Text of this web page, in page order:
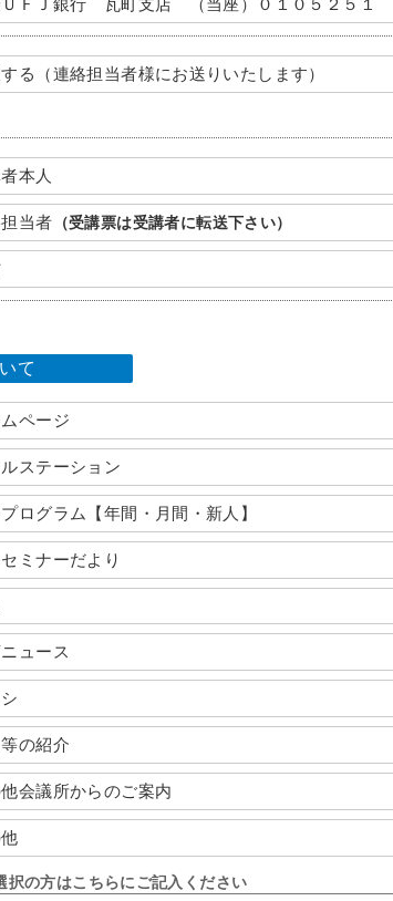
る（連絡担当者様にお送りいたします）
本人
当者 （受講票は受講者に転送下さい）
て
ページ
ステーション
ログラム【年間・月間・新人】
ミナーだより
ュース
の紹介
会議所からのご案内
択の方はこちらにご記入ください